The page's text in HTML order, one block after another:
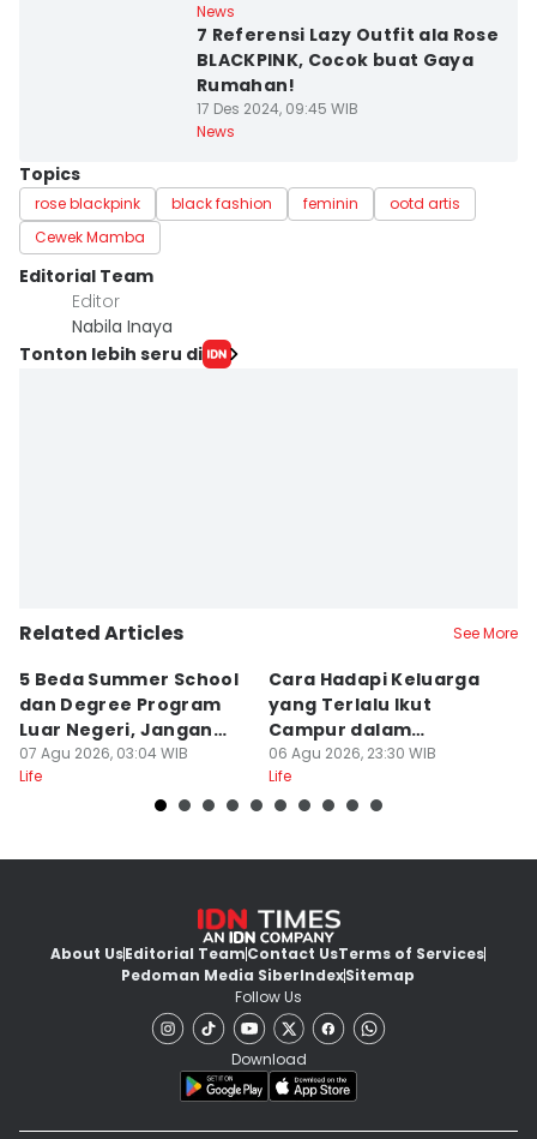
News
7 Referensi Lazy Outfit ala Rose
BLACKPINK, Cocok buat Gaya
Rumahan!
17 Des 2024, 09:45 WIB
News
Topics
rose blackpink black fashion feminin
ootd artis
Cewek Mamba
Editorial Team
Editor
Nabila Inaya
Tonton lebih seru di
Related Articles See More
5 Beda Summer School
dan Degree Program
Luar Negeri, Jangan
Salah
07 Agu 2026, 03:04 WIB
Life
Cara Hadapi Keluarga
yang Terlalu Ikut
Campur dalam
Persiapan Nikah
06 Agu 2026, 23:30 WIB
Life
About UsEditorial TeamContact UsTerms of Services
Pedoman Media SiberIndexSitemap
Follow Us
Download